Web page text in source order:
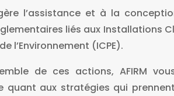
l’assistance et à la
liés aux Installations
l’Environnement (ICPE).
de ces actions, AFIRM
quant aux stratégies qui